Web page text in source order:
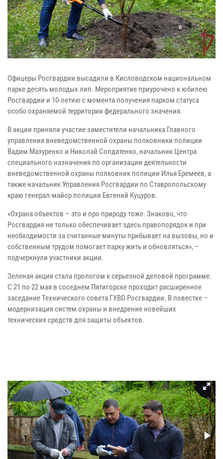
Офицеры Росгвардии высадили в Кисловодском национальном
парке десять молодых лип. Мероприятие приурочено к юбилею
Росгвардии и 10-летию с момента получения парком статуса
особо охраняемой территории федерального значения.
В акции приняли участие заместители начальника Главного
управления вневедомственной охраны полковники полиции
Вадим Мазуренко и Николай Солдатенко, начальник Центра
специального назначения по организации деятельности
вневедомственной охраны полковник полиции Илья Еремеев, а
также начальник Управления Росгвардии по Ставропольскому
краю генерал-майор полиции Евгений Куцуров.
«Охрана объектов – это и про природу тоже. Знаково, что
Росгвардия не только обеспечивает здесь правопорядок и при
необходимости за считанные минуты прибывает на вызовы, но и
собственным трудом помогает парку жить и обновляться», –
подчеркнули участники акции.
Зеленая акция стала прологом к серьезной деловой программе.
С 21 по 22 мая в соседнем Пятигорске проходит расширенное
заседание Технического совета ГУВО Росгвардии. В повестке –
модернизация систем охраны и внедрение новейших
технических средств для защиты объектов.